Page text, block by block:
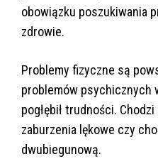
obowiązku poszukiwania
zdrowie.
Problemy fizyczne są
problemów psychicznych
pogłębił trudności.
zaburzenia lękowe czy
dwubiegunową.